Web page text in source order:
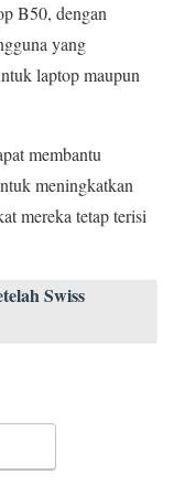
B50, dengan
yang
laptop maupun
membantu
meningkatkan
mereka tetap terisi
Swiss